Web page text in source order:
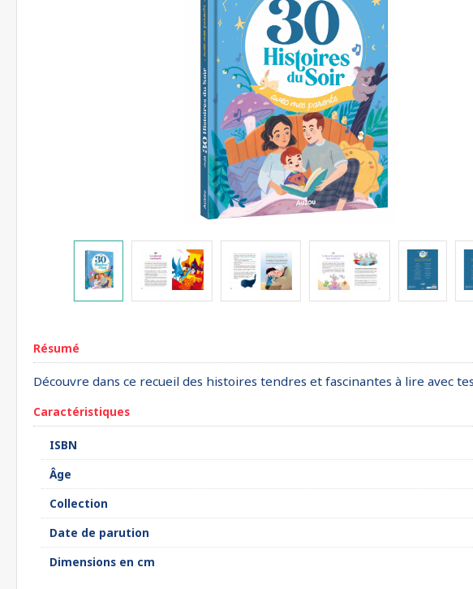
Résumé
Découvre dans ce recueil des histoires tendres et fascinantes à lire avec
Caractéristiques
ISBN
Âge
Collection
Date de parution
Dimensions en cm